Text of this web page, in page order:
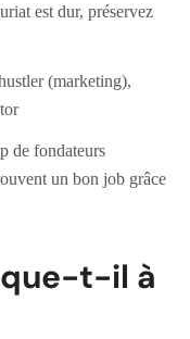
est dur, préservez
(marketing),
de fondateurs
un bon job grâce
t-il à